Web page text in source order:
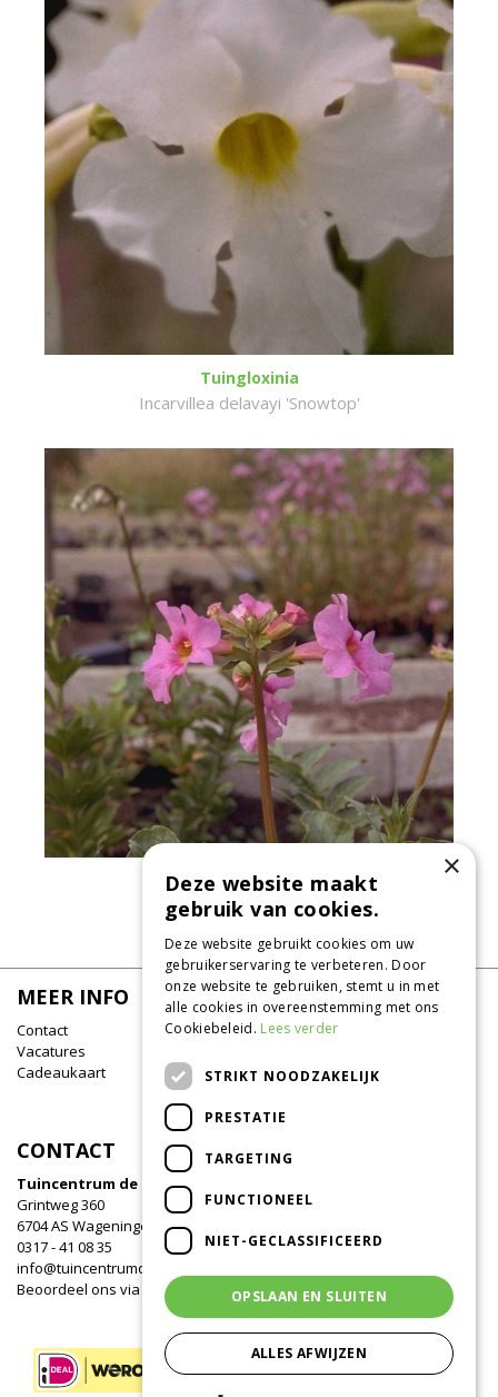
Tuingloxinia
Incarvillea delavayi 'Snowtop'
Tuingloxinia
Incarvillea delavayi
MEER INFO
Contact
Vacatures
Cadeaukaart
CONTACT
Tuincentrum de Oude Tol
Grintweg 360
6704 AS Wageningen
0317 - 41 08 35
info@tuincentrumdeoudetol.nl
Beoordeel ons via
Google
×
Deze website maakt
gebruik van cookies.
Deze website gebruikt cookies om uw
gebruikerservaring te verbeteren. Door
onze website te gebruiken, stemt u in met
alle cookies in overeenstemming met ons
Cookiebeleid. Lees verder
STRIKT NOODZAKELIJK
PRESTATIE
TARGETING
FUNCTIONEEL
NIET-GECLASSIFICEERD
OPSLAAN EN SLUITEN
ALLES AFWIJZEN